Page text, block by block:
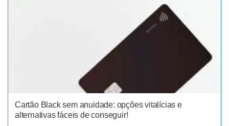
Cartão Black sem anuidade: opções vitalícias e
alternativas fáceis de conseguir!